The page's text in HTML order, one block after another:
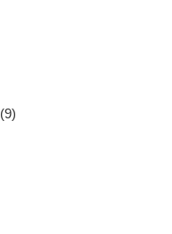
(9)